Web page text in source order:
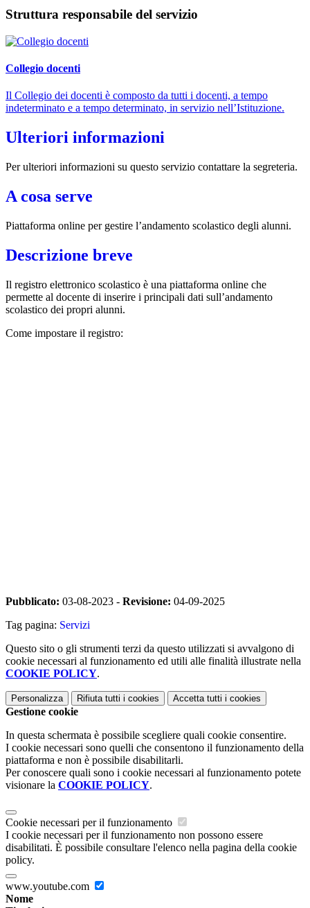
Struttura responsabile del servizio
Collegio docenti
Il Collegio dei docenti è composto da tutti i docenti, a tempo
indeterminato e a tempo determinato, in servizio nell’Istituzione.
Ulteriori informazioni
Per ulteriori informazioni su questo servizio contattare la segreteria.
A cosa serve
Piattaforma online per gestire l’andamento scolastico degli alunni.
Descrizione breve
Il registro elettronico scolastico è una piattaforma online che
permette al docente di inserire i principali dati sull’andamento
scolastico dei propri alunni.
Come impostare il registro:
Pubblicato: 03-08-2023 - Revisione: 04-09-2025
Tag pagina: Servizi
Questo sito o gli strumenti terzi da questo utilizzati si avvalgono di
cookie necessari al funzionamento ed utili alle finalità illustrate nella
COOKIE POLICY.
Personalizza Rifiuta tutti i cookies Accetta tutti i cookies
Gestione cookie
In questa schermata è possibile scegliere quali cookie consentire.
I cookie necessari sono quelli che consentono il funzionamento della
piattaforma e non è possibile disabilitarli.
Per conoscere quali sono i cookie necessari al funzionamento potete
visionare la COOKIE POLICY.
Cookie necessari per il funzionamento
I cookie necessari per il funzionamento non possono essere
disabilitati. È possibile consultare l'elenco nella pagina della cookie
policy.
www.youtube.com
Nome